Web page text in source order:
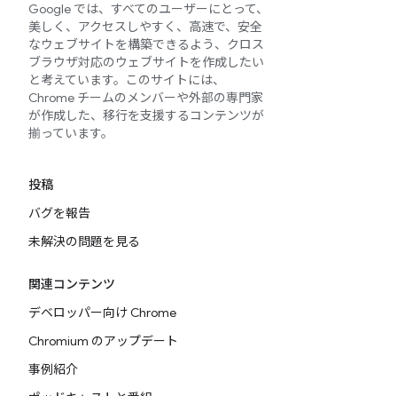
Google では、すべてのユーザーにとって、
美しく、アクセスしやすく、高速で、安全
なウェブサイトを構築できるよう、クロス
ブラウザ対応のウェブサイトを作成したい
と考えています。このサイトには、
Chrome チームのメンバーや外部の専門家
が作成した、移行を支援するコンテンツが
揃っています。
投稿
バグを報告
未解決の問題を見る
関連コンテンツ
デベロッパー向け Chrome
Chromium のアップデート
事例紹介